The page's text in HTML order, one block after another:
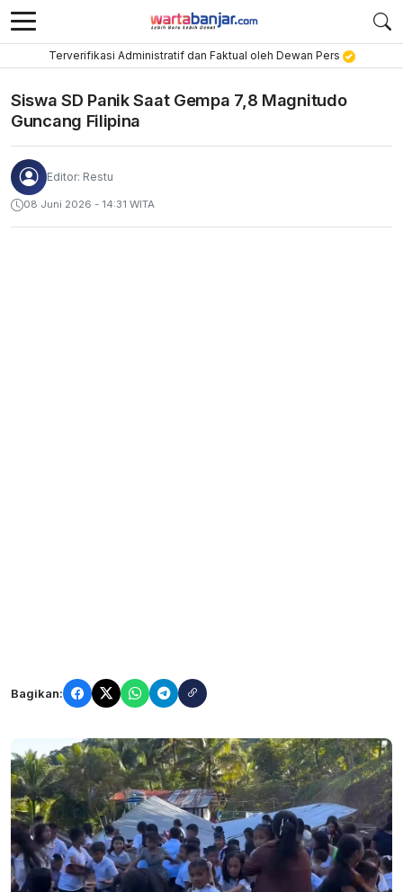
Terverifikasi Administratif dan Faktual oleh Dewan Pers
Siswa SD Panik Saat Gempa 7,8 Magnitudo
Guncang Filipina
Editor: Restu
08 Juni 2026 - 14:31 WITA
Bagikan: